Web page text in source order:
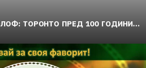
ТОРОНТО ПРЕД 100 ГОДИНИ…